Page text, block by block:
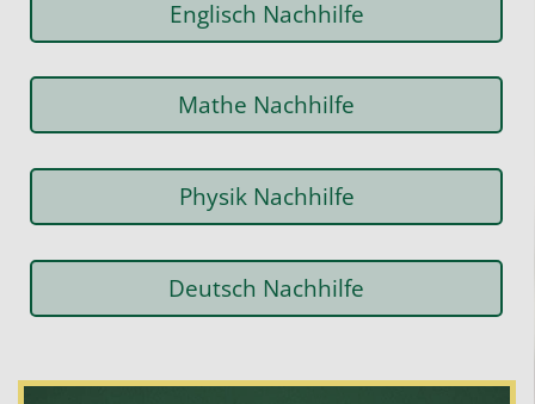
Englisch Nachhilfe
Mathe Nachhilfe
Physik Nachhilfe
Deutsch Nachhilfe